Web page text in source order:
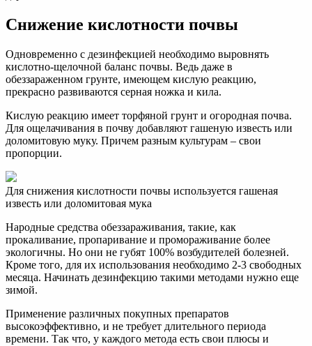
Снижение кислотности почвы
Одновременно с дезинфекцией необходимо выровнять
кислотно-щелочной баланс почвы. Ведь даже в
обеззараженном грунте, имеющем кислую реакцию,
прекрасно развиваются серная ножка и кила.
Кислую реакцию имеет торфяной грунт и огородная почва.
Для ощелачивания в почву добавляют гашеную известь или
доломитовую муку. Причем разным культурам – свои
пропорции.
Для снижения кислотности почвы используется гашеная
известь или доломитовая мука
Народные средства обеззараживания, такие, как
прокаливание, пропаривание и промораживание более
экологичны. Но они не губят 100% возбудителей болезней.
Кроме того, для их использования необходимо 2-3 свободных
месяца. Начинать дезинфекцию такими методами нужно еще
зимой.
Применение различных покупных препаратов
высокоэффективно, и не требует длительного периода
времени. Так что, у каждого метода есть свои плюсы и